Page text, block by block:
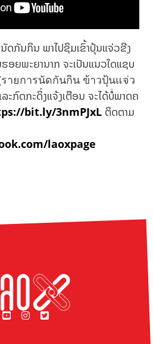
ກັນກິນ ພາໄປຊິມເຂົ້າປຸ້ນແຈ່ວຂີງ
ອຍພະຍານາກ ຈະເປັນແນວໃດແຊບ
รายการนัดกันกิน ข้าวปุ้นแจ่ว
ກົດກະດິ່ງແຈ້ງເຕືອນ ຈະໄດ້ບໍ່ພາດຄ
bit.ly/3nmPJxL ຕິດຕາມ
laoxpage